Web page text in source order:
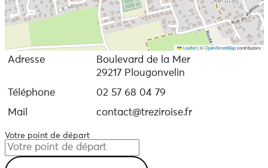
Leaflet |©OpenStreetMapcontributors
Adresse
Boulevard de la Mer
29217 Plougonvelin
Téléphone
02 57 68 04 79
Mail
contact@treziroise.fr
Votre point de départ